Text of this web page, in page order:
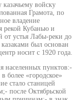
войску
Грамота, по
владение
рекой Кубанью и
от устья Лабы-реки до
был основан
носит с 1920 года.
населенных пунктов:-
более «городское»
стало станицей
после Октябрьской